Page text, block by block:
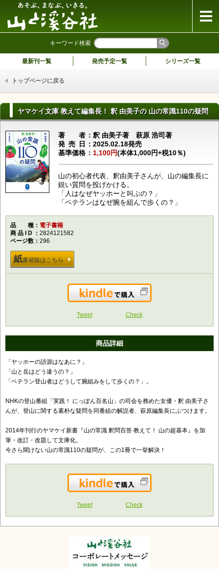
キーワード検索
最新刊一覧 発売予定一覧 シリーズ一覧
トップページに戻る
ヤマケイ文庫 教えて編集長！ 釈 由美子の 山の常識110の疑問
著者釈 由美子著 萩原 浩司著
発売日 2025.02.18発売
基準価格
1,100円(本体1,000円+税10％)
山の初心者代表、釈由美子さんが、山の編集長に
鋭い質問を投げかける。
「人はなぜヤッホーと叫ぶの？」
「ベテランはなぜ腕を組んで歩くの？」
品種電子書籍
商品ID
2824121582
ページ数
296
紙書籍版はこちら
Kindleで購入
Tweet Check
商品詳細
「ヤッホーの語源はなあに？」
「山と岳はどう違うの？」
「ベテラン登山者はどうして腕組みをして歩くの？」。
NHKの登山番組「実践！ にっぽん百名山」の司会を務めた女優・釈 由美子さ
んが、登山に関する素朴な疑問を同番組の解説者、萩原編集長にぶつけます。
2014年刊行のヤマケイ新書『山の常識 釈問百答 教えて！ 山の超基本』を加
筆・改訂・改題して文庫化。
今さら聞けない山の常識110の疑問が、この1冊で一挙解決！
Kindleで購入
Tweet Check